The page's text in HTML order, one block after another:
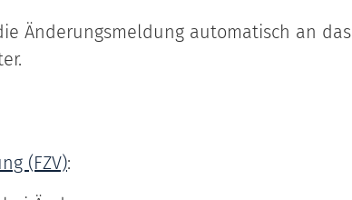
Änderungsmeldung automatisch an das
(FZV):